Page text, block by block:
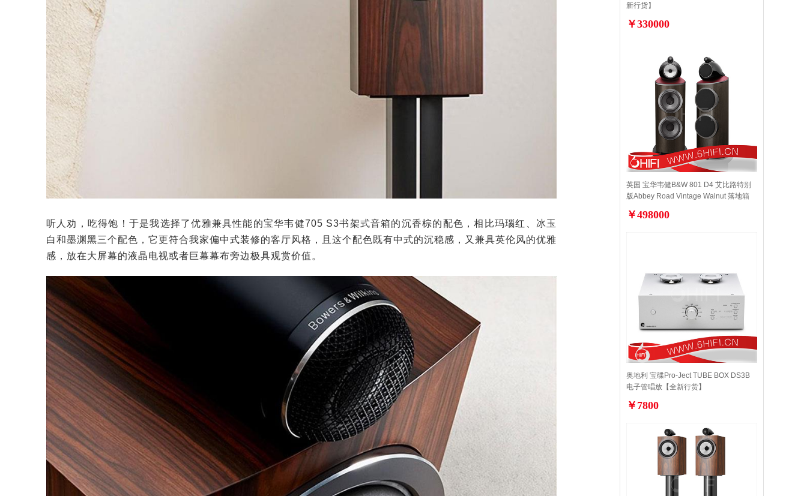
听人劝，吃得饱！于是我选择了优雅兼具性能的宝华韦健705 S3书架式音箱的沉香棕的配色，相比玛瑙红、冰玉
白和墨渊黑三个配色，它更符合我家偏中式装修的客厅风格，且这个配色既有中式的沉稳感，又兼具英伦风的优雅
感，放在大屏幕的液晶电视或者巨幕幕布旁边极具观赏价值。
新行货】
￥330000
英国 宝华韦健B&W 801 D4 艾比路特别
版Abbey Road Vintage Walnut 落地箱
￥498000
奥地利 宝碟Pro-Ject TUBE BOX DS3B
电子管唱放【全新行货】
￥7800